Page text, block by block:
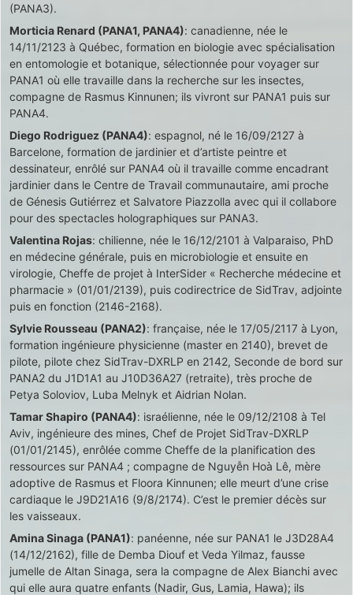
(PANA3).
Morticia Renard (PANA1, PANA4): canadienne, née le
14/11/2123 à Québec, formation en biologie avec spécialisation
en entomologie et botanique, sélectionnée pour voyager sur
PANA1 où elle travaille dans la recherche sur les insectes,
compagne de Rasmus Kinnunen; ils vivront sur PANA1 puis sur
PANA4.
Diego Rodriguez (PANA4): espagnol, né le 16/09/2127 à
Barcelone, formation de jardinier et d’artiste peintre et
dessinateur, enrôlé sur PANA4 où il travaille comme encadrant
jardinier dans le Centre de Travail communautaire, ami proche
de Génesis Gutiérrez et Salvatore Piazzolla avec qui il collabore
pour des spectacles holographiques sur PANA3.
Valentina Rojas: chilienne, née le 16/12/2101 à Valparaiso, PhD
en médecine générale, puis en microbiologie et ensuite en
virologie, Cheffe de projet à InterSider « Recherche médecine et
pharmacie » (01/01/2139), puis codirectrice de SidTrav, adjointe
puis en fonction (2146-2168).
Sylvie Rousseau (PANA2): française, née le 17/05/2117 à Lyon,
formation ingénieure physicienne (master en 2140), brevet de
pilote, pilote chez SidTrav-DXRLP en 2142, Seconde de bord sur
PANA2 du J1D1A1 au J10D36A27 (retraite), très proche de
Petya Soloviov, Luba Melnyk et Aidrian Nolan.
Tamar Shapiro (PANA4): israélienne, née le 09/12/2108 à Tel
Aviv, ingénieure des mines, Chef de Projet SidTrav-DXRLP
(01/01/2145), enrôlée comme Cheffe de la planification des
ressources sur PANA4 ; compagne de Nguyễn Hoà Lê, mère
adoptive de Rasmus et Floora Kinnunen; elle meurt d’une crise
cardiaque le J9D21A16 (9/8/2174). C’est le premier décès sur
les vaisseaux.
Amina Sinaga (PANA1): panéenne, née sur PANA1 le J3D28A4
(14/12/2162), fille de Demba Diouf et Veda Yilmaz, fausse
jumelle de Altan Sinaga, sera la compagne de Alex Bianchi avec
qui elle aura quatre enfants (Nadir, Gus, Lamia, Hawa); ils